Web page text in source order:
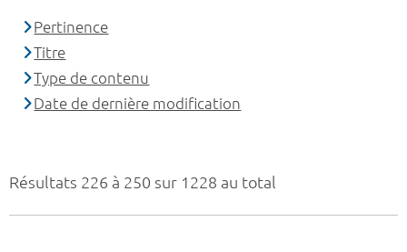
Résultats 226 à 250 sur 1228 au total
Pertinence
Titre
Type de contenu
Date de dernière modification